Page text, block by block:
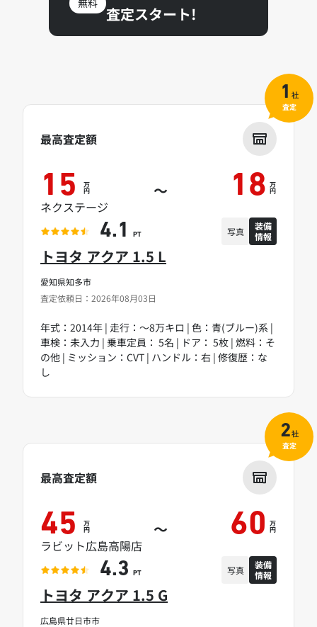
無料
査定スタート!
愛知県知多市
査定依頼日：2026年08月03日
トヨタ アクア 1.5 L
年式：2014年 | 走行：～8万キロ | 色：青(ブルー)系 |
車検：未入力 | 乗車定員： 5名 | ドア： 5枚 | 燃料：そ
の他 | ミッション：CVT | ハンドル：右 | 修復歴：な
し
最高査定額
15 万
円 ～ 18 万
円
ネクステージ
4.1 PT 写真
装備
情報
1 社
査定
広島県廿日市市
トヨタ アクア 1.5 G
最高査定額
45 万
円 ～ 60 万
円
ラビット広島高陽店
4.3 PT 写真
装備
情報
2社
査定